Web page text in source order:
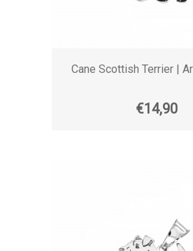
Cane Scottish Terrier |
€14,90